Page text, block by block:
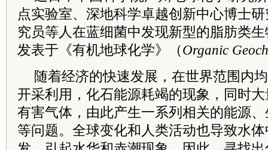
点实验室、深地科学卓越创新中心博士
究员等人在蓝细菌中发现新型的脂肪类
发表于《有机地球化学》（Organic
随着经济的快速发展，在世界范围内
开采利用，化石能源耗竭的现象，同时
有害气体，由此产生一系列相关的能源
等问题。全球变化和人类活动也导致水